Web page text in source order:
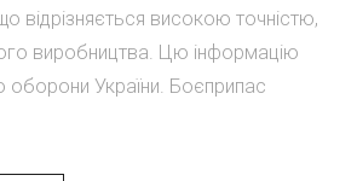
відрізняється високою точністю,
виробництва. Цю інформацію
оборони України. Боєприпас